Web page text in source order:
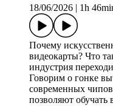
18/06/2026
1h
Почему
видеокарты? Что
индустрия
Говорим о гонке
современных
позволяют обучать